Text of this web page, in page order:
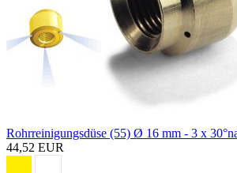
Rohrreinigungsdüse (55) Ø 16 mm - 3 x
44,52 EUR